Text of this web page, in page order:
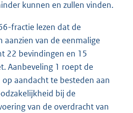
kunnen en zullen vinden.
fractie lezen dat de
aanzien van de eenmalige
22 bevindingen en 15
Aanbeveling 1 roept de
op aandacht te besteden aan
bij de
van de overdracht van